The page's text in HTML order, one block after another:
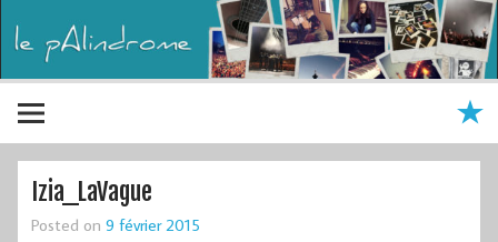
Izia_LaVague
Posted on 9 février 2015